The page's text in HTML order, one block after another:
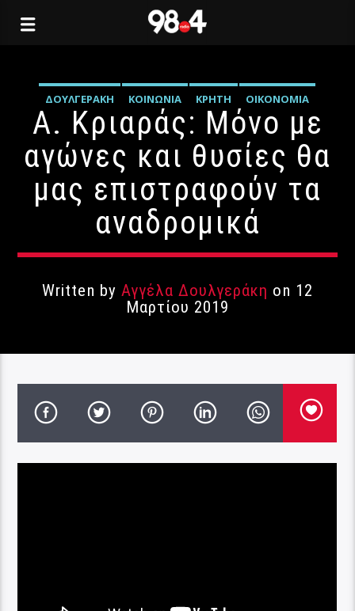
ΔΟΥΛΓΕΡΆΚΗ ΚΟΙΝΩΝΊΑ ΚΡΉΤΗ
ΟΙΚΟΝΟΜΊΑ
ΠΟΛΙΤΙΚΉ
Α. Κριαράς: Μόνο με
αγώνες και θυσίες θα
μας επιστραφούν τα
αναδρομικά
Written by Αγγέλα Δουλγεράκη on 12
Μαρτίου 2019